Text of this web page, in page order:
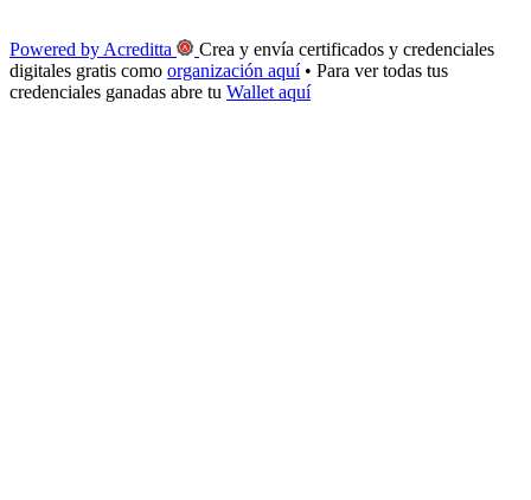
Powered by Acreditta
Crea y envía certificados y credenciales
digitales gratis como organización aquí• Para ver todas tus
credenciales ganadas abre tu Wallet aquí